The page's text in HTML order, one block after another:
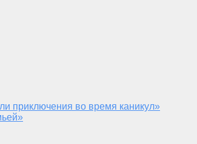
приключения во время каникул»